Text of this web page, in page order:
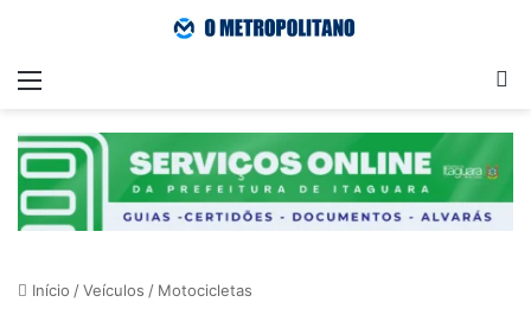
Menu
Início /Veículos / Motocicletas